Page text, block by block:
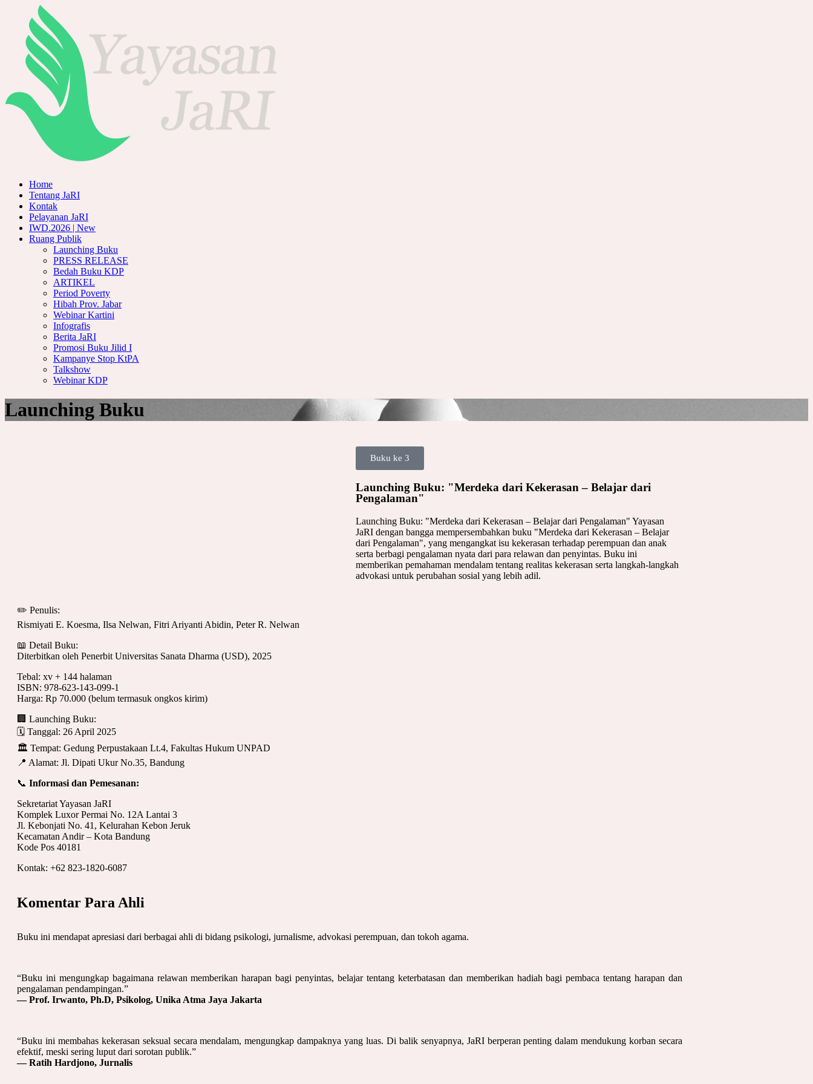
Home
Tentang JaRI
Kontak
Pelayanan JaRI
IWD.2026 | New
Ruang Publik
Launching Buku
PRESS RELEASE
Bedah Buku KDP
ARTIKEL
Period Poverty
Hibah Prov. Jabar
Webinar Kartini
Infografis
Berita JaRI
Promosi Buku Jilid I
Kampanye Stop KtPA
Talkshow
Webinar KDP
Launching Buku
Buku ke 3
Launching Buku: "Merdeka dari Kekerasan – Belajar dari
Pengalaman"
Launching Buku: "Merdeka dari Kekerasan – Belajar dari Pengalaman" Yayasan
JaRI dengan bangga mempersembahkan buku "Merdeka dari Kekerasan – Belajar
dari Pengalaman", yang mengangkat isu kekerasan terhadap perempuan dan anak
serta berbagi pengalaman nyata dari para relawan dan penyintas. Buku ini
memberikan pemahaman mendalam tentang realitas kekerasan serta langkah-langkah
advokasi untuk perubahan sosial yang lebih adil.
✏️ Penulis:
Rismiyati E. Koesma, Ilsa Nelwan, Fitri Ariyanti Abidin, Peter R. Nelwan
📖 Detail Buku:
Diterbitkan oleh Penerbit Universitas Sanata Dharma (USD), 2025
Tebal: xv + 144 halaman
ISBN: 978-623-143-099-1
Harga: Rp 70.000 (belum termasuk ongkos kirim)
🏢 Launching Buku:
🗓 Tanggal: 26 April 2025
🏛 Tempat: Gedung Perpustakaan Lt.4, Fakultas Hukum UNPAD
📍 Alamat: Jl. Dipati Ukur No.35, Bandung
📞 Informasi dan Pemesanan:
Sekretariat Yayasan JaRI
Komplek Luxor Permai No. 12A Lantai 3
Jl. Kebonjati No. 41, Kelurahan Kebon Jeruk
Kecamatan Andir – Kota Bandung
Kode Pos 40181
Kontak: +62 823-1820-6087
Komentar Para Ahli
Buku ini mendapat apresiasi dari berbagai ahli di bidang psikologi, jurnalisme, advokasi perempuan, dan tokoh agama.
“Buku ini mengungkap bagaimana relawan memberikan harapan bagi penyintas, belajar tentang keterbatasan dan memberikan hadiah bagi pembaca tentang harapan dan
pengalaman pendampingan.”
— Prof. Irwanto, Ph.D, Psikolog, Unika Atma Jaya Jakarta
“Buku ini membahas kekerasan seksual secara mendalam, mengungkap dampaknya yang luas. Di balik senyapnya, JaRI berperan penting dalam mendukung korban secara
efektif, meski sering luput dari sorotan publik.”
— Ratih Hardjono, Jurnalis